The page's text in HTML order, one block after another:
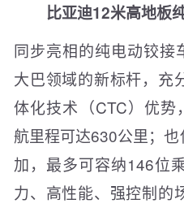
比亚迪12米高地板
同步亮相的纯电动铰接
大巴领域的新标杆，充
体化技术（CTC）优势
航里程可达630公里；
加，最多可容纳146位
力、高性能、强控制的